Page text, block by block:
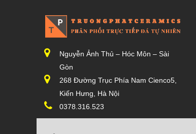
Nguyễn Ảnh Thủ – Hóc Môn – Sài
Gòn
268 Đường Trục Phía Nam Cienco5,
Kiến Hưng, Hà Nội
0378.316.523